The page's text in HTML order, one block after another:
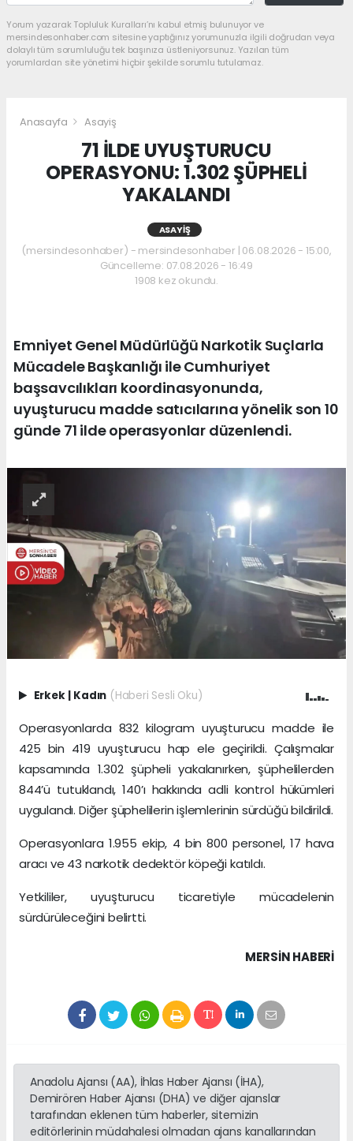
Yorum yazarak Topluluk Kuralları’nı kabul etmiş bulunuyor ve
mersindesonhaber.com sitesine yaptığınız yorumunuzla ilgili doğrudan veya
dolaylı tüm sorumluluğu tek başınıza üstleniyorsunuz. Yazılan tüm
yorumlardan site yönetimi hiçbir şekilde sorumlu tutulamaz.
Anasayfa Asayiş
71 İLDE UYUŞTURUCU
OPERASYONU: 1.302 ŞÜPHELİ
YAKALANDI
ASAYIŞ
(mersindesonhaber) - mersindesonhaber | 06.08.2026 - 15:00,
Güncelleme: 07.08.2026 - 16:49
1908 kez okundu.
Emniyet Genel Müdürlüğü Narkotik Suçlarla
Mücadele Başkanlığı ile Cumhuriyet
başsavcılıkları koordinasyonunda,
uyuşturucu madde satıcılarına yönelik son 10
günde 71 ilde operasyonlar düzenlendi.
Erkek Kadın (Haberi Sesli Oku)
Operasyonlarda 832 kilogram uyuşturucu madde ile
425 bin 419 uyuşturucu hap ele geçirildi. Çalışmalar
kapsamında 1.302 şüpheli yakalanırken, şüphelilerden
844’ü tutuklandı, 140’ı hakkında adli kontrol hükümleri
uygulandı. Diğer şüphelilerin işlemlerinin sürdüğü bildirildi.
Operasyonlara 1.955 ekip, 4 bin 800 personel, 17 hava
aracı ve 43 narkotik dedektör köpeği katıldı.
Yetkililer, uyuşturucu ticaretiyle mücadelenin
sürdürüleceğini belirtti.
MERSIN HABERİ
Anadolu Ajansı (AA), İhlas Haber Ajansı (İHA),
Demirören Haber Ajansı (DHA) ve diğer ajanslar
tarafından eklenen tüm haberler, sitemizin
editörlerinin müdahalesi olmadan ajans kanallarından